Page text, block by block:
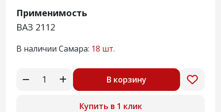
Применимость
ВАЗ 2112
В наличии Самара: 18 шт.
В корзину
Купить в 1 клик